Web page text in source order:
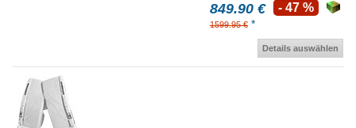
849.90 €
1599.95 € *
- 47 %
Details auswählen